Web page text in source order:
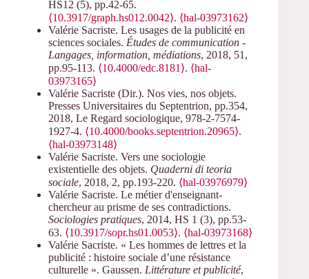
HS12 (5), pp.42-65.
⟨10.3917/graph.hs012.0042⟩. ⟨hal-03973162⟩
Valérie Sacriste. Les usages de la publicité en
sciences sociales. Études de communication -
Langages, information, médiations, 2018, 51,
pp.95-113. ⟨10.4000/edc.8181⟩. ⟨hal-
03973165⟩
Valérie Sacriste (Dir.). Nos vies, nos objets.
Presses Universitaires du Septentrion, pp.354,
2018, Le Regard sociologique, 978-2-7574-
1927-4. ⟨10.4000/books.septentrion.20965⟩.
⟨hal-03973148⟩
Valérie Sacriste. Vers une sociologie
existentielle des objets. Quaderni di teoria
sociale, 2018, 2, pp.193-220. ⟨hal-03976979⟩
Valérie Sacriste. Le métier d'enseignant-
chercheur au prisme de ses contradictions.
Sociologies pratiques, 2014, HS 1 (3), pp.53-
63. ⟨10.3917/sopr.hs01.0053⟩. ⟨hal-03973168⟩
Valérie Sacriste. « Les hommes de lettres et la
publicité : histoire sociale d’une résistance
culturelle ». Gaussen. Littérature et publicité,